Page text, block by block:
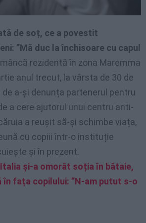
de soț, ce a povestit
”Mă duc la închisoare cu capul
rezidentă în zona Maremma
anul trecut, la vârsta de 30 de
de a-și denunța partenerul pentru
a cere ajutorul unui centru anti-
a reușit să-și schimbe viața,
cu copiii într-o instituție
și în prezent.
și-a omorât soția în bătaie,
în fața copilului: ”N-am putut s-o